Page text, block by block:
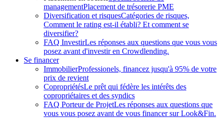
managementPlacement de trésorerie PME
Diversification et risquesCatégories de risques,
Comment le rating est-il établi? Et comment se
diversifier?
FAQ InvestirLes réponses aux questions que vous vous
posez avant d'investir en Crowdlending.
Se financer
ImmobilierProfessionels, financez jusqu'à 95% de votre
prix de revient
CopropriétésLe prêt qui fédère les intérêts des
copropriétaires et des syndics
FAQ Porteur de ProjetLes réponses aux questions que
vous vous posez avant de vous financer sur Look&Fin.